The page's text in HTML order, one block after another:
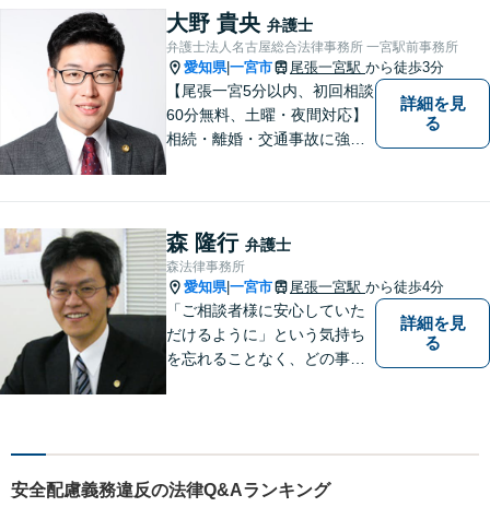
努力します。
大野 貴央 弁護士
弁護士法人名古屋総合法律事務所 一宮駅前事務所
愛知県|一宮市 尾張一宮駅 から徒歩3分
【尾張一宮5分以内、初回相談
60分無料、土曜・夜間対応】
相続・離婚・交通事故に強い
ムを組んで最善の解決策をご
提案いたします。
詳細を見
る
森 隆行 弁護士
森法律事務所
愛知県|一宮市 尾張一宮駅 から徒歩4分
「ご相談者様に安心していた
だけるように」という気持ち
を忘れることなく、どの事件
詳細を見
る
安全配慮義務違反の法律Q&Aランキング